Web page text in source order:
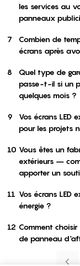
les services au
panneaux
7
Combien de
écrans après
8
Quel type de
passe-t-il si un
quelques mois ?
9
Vos écrans LED
pour les projets
10 Vous êtes un
extérieurs –
apporter un
11 Vos écrans LED
énergie ?
12 Comment
de panneau